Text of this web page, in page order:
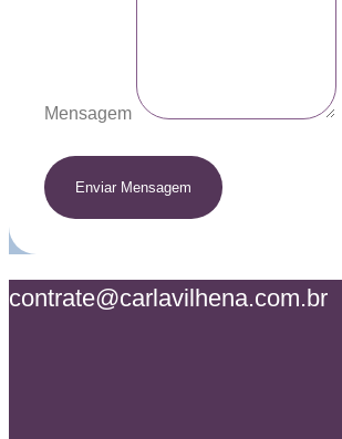
Mensagem
Enviar Mensagem
contrate@carlavilhena.com.br